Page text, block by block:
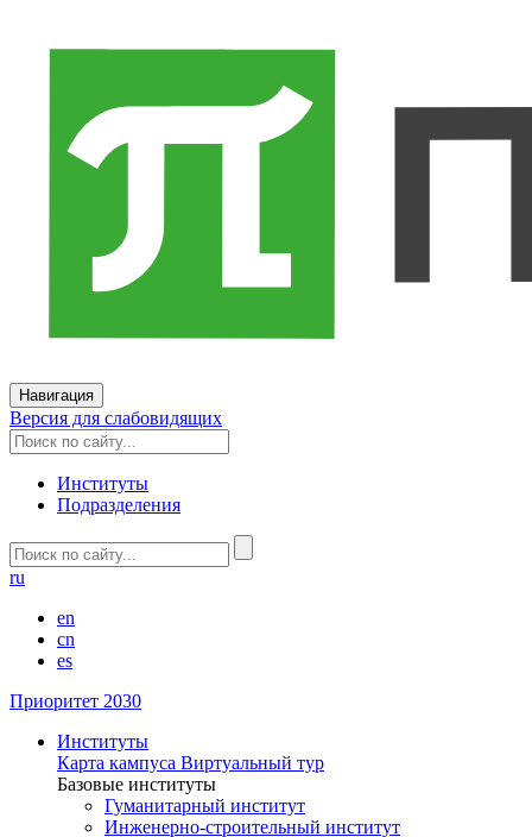
Навигация
Версия для слабовидящих
Институты
Подразделения
ru
en
cn
es
Приоритет 2030
Институты
Карта кампуса Виртуальный тур
Базовые институты
Гуманитарный институт
Инженерно-строительный институт